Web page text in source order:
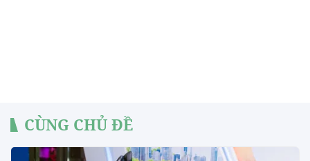
CÙNG CHỦ ĐỀ